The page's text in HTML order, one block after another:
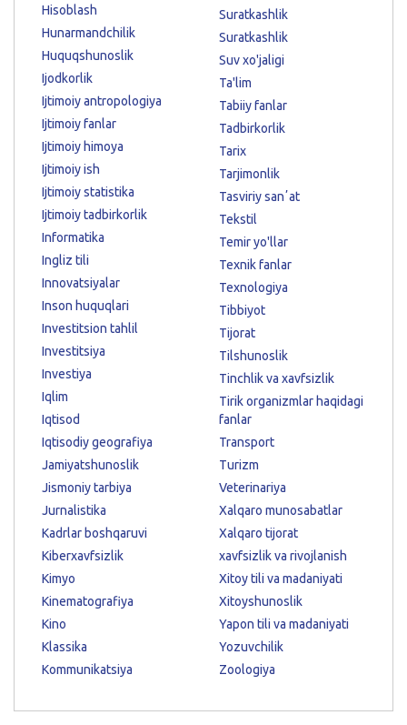
Hisoblash
Hunarmandchilik
Huquqshunoslik
Ijodkorlik
Ijtimoiy antropologiya
Ijtimoiy fanlar
Ijtimoiy himoya
Ijtimoiy ish
Ijtimoiy statistika
Ijtimoiy tadbirkorlik
Informatika
Ingliz tili
Innovatsiyalar
Inson huquqlari
Investitsion tahlil
Investitsiya
Investiya
Iqlim
Iqtisod
Iqtisodiy geografiya
Jamiyatshunoslik
Jismoniy tarbiya
Jurnalistika
Kadrlar boshqaruvi
Kiberxavfsizlik
Kimyo
Kinematografiya
Kino
Klassika
Kommunikatsiya
Suratkashlik
Suratkashlik
Suv xo'jaligi
Ta'lim
Tabiiy fanlar
Tadbirkorlik
Tarix
Tarjimonlik
Tasviriy sanʼat
Tekstil
Temir yo'llar
Texnik fanlar
Texnologiya
Tibbiyot
Tijorat
Tilshunoslik
Tinchlik va xavfsizlik
Tirik organizmlar haqidagi
fanlar
Transport
Turizm
Veterinariya
Xalqaro munosabatlar
Xalqaro tijorat
xavfsizlik va rivojlanish
Xitoy tili va madaniyati
Xitoyshunoslik
Yapon tili va madaniyati
Yozuvchilik
Zoologiya